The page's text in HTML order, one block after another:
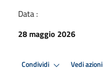
Data :
28 maggio 2026
Condividi Vedi azioni